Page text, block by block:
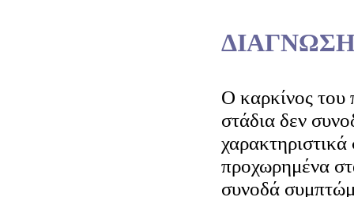
Ο καρκίνος του
στάδια δεν
προχωρημένα
συνοδά